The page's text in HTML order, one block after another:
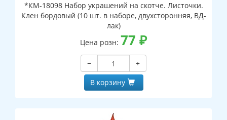
*КМ-18098 Набор украшений на скотче. Листочки.
Клен бордовый (10 шт. в наборе, двухсторонняя, ВД-
лак)
Цена розн: 77 ₽
−
+
В корзину